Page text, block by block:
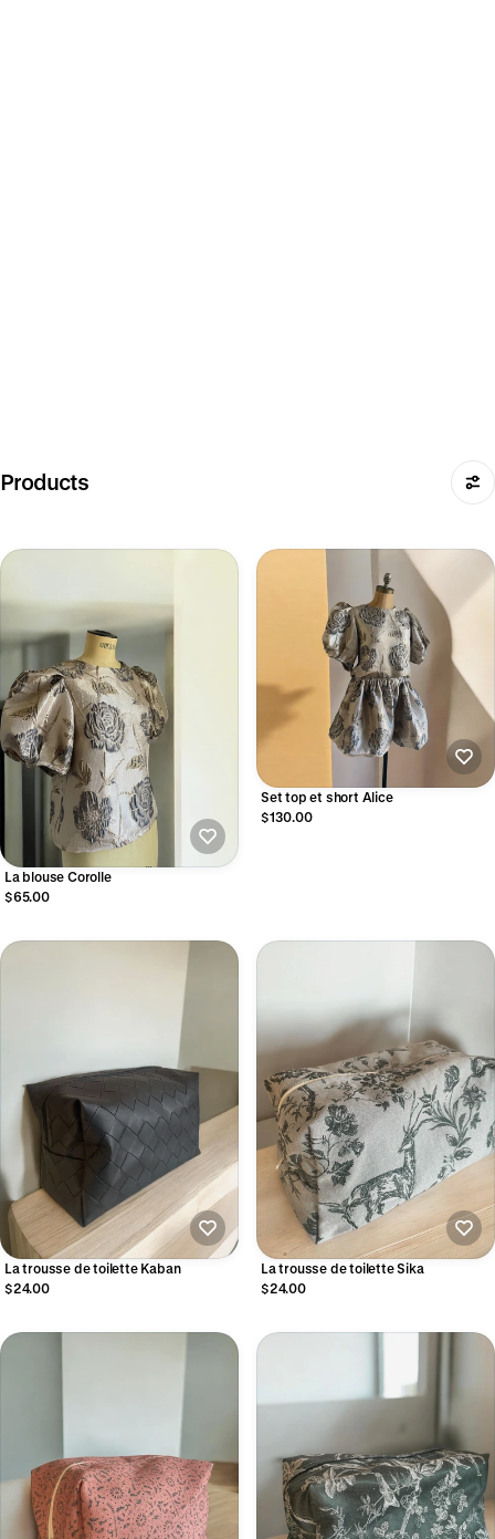
Products
La blouse Corolle
$65.00
Set top et short Alice
$130.00
La trousse de toilette Kaban
$24.00
La trousse de toilette Sika
$24.00